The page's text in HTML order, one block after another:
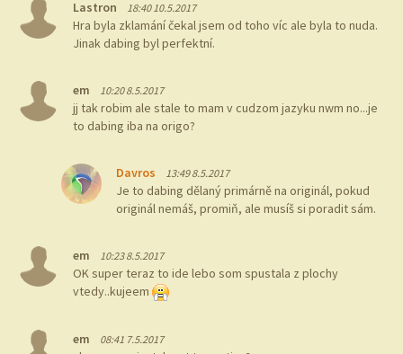
Lastron 18:40 10.5.2017
Hra byla zklamání čekal jsem od toho víc ale byla to nuda.
Jinak dabing byl perfektní.
em 10:20 8.5.2017
jj tak robim ale stale to mam v cudzom jazyku nwm no...je
to dabing iba na origo?
Davros 13:49 8.5.2017
Je to dabing dělaný primárně na originál, pokud
originál nemáš, promiň, ale musíš si poradit sám.
em 10:23 8.5.2017
OK super teraz to ide lebo som spustala z plochy
vtedy..kujeem
em 08:41 7.5.2017